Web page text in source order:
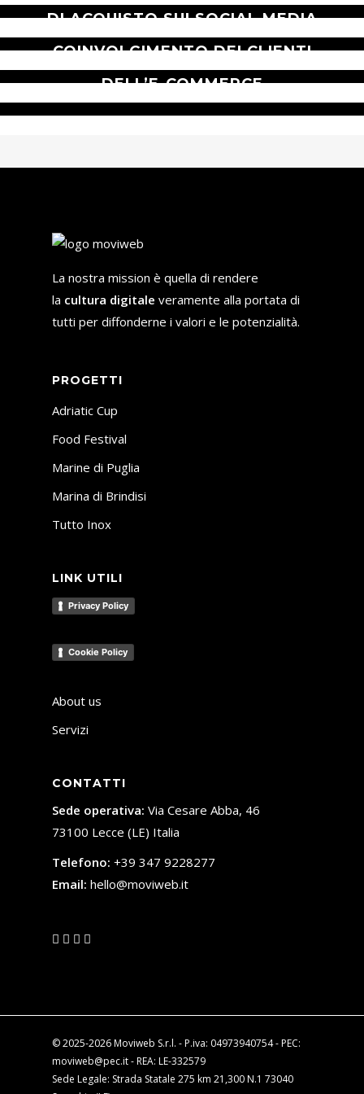
DI ACQUISTO SUI SOCIAL MEDIA
COINVOLGIMENTO DEI CLIENTI
DELL’E-COMMERCE
La nostra mission è quella di rendere
la cultura digitale veramente alla portata di
tutti per diffonderne i valori e le potenzialità.
PROGETTI
Adriatic Cup
Food Festival
Marine di Puglia
Marina di Brindisi
Tutto Inox
LINK UTILI
Privacy Policy
Cookie Policy
About us
Servizi
CONTATTI
Sede operativa: Via Cesare Abba, 46
73100 Lecce (LE) Italia
Telefono: +39 347 9228277
Email: hello@moviweb.it
© 2025-2026 Moviweb S.r.l. - P.iva: 04973940754 - PEC:
moviweb@pec.it - REA: LE-332579
Sede Legale: Strada Statale 275 km 21,300 N.1 73040